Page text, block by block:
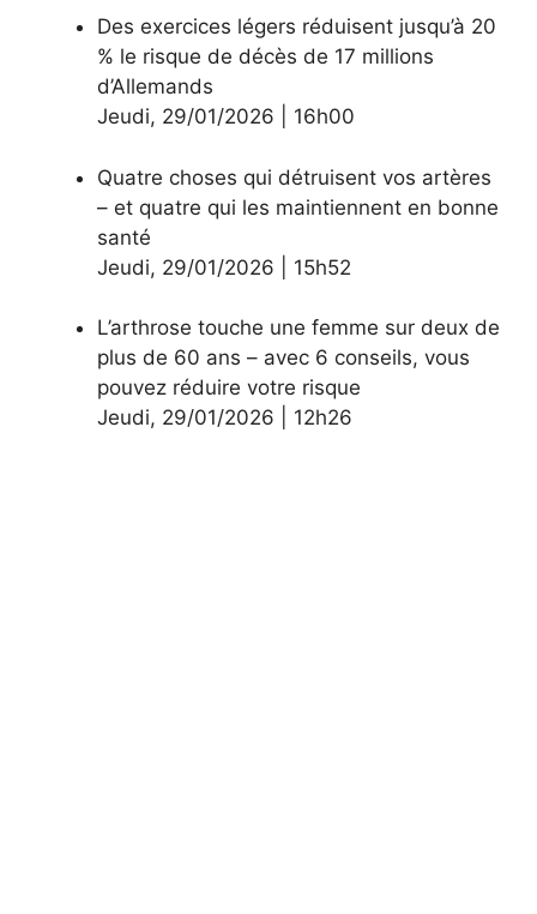
Des exercices légers réduisent jusqu’à 20
% le risque de décès de 17 millions
d’Allemands
Jeudi, 29/01/2026 16h00
Quatre choses qui détruisent vos artères
– et quatre qui les maintiennent en bonne
santé
Jeudi, 29/01/2026 15h52
L’arthrose touche une femme sur deux de
plus de 60 ans – avec 6 conseils, vous
pouvez réduire votre risque
Jeudi, 29/01/2026 12h26